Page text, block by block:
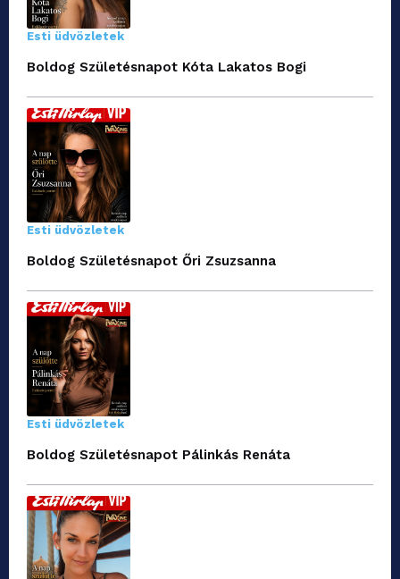
Esti üdvözletek
Boldog Születésnapot Kóta Lakatos Bogi
Esti üdvözletek
Boldog Születésnapot Őri Zsuzsanna
Esti üdvözletek
Boldog Születésnapot Pálinkás Renáta